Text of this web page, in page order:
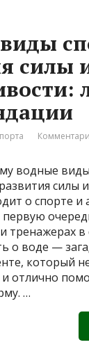
силы
водные
силы
о спорте
первую
тренажерах в
о воде —
который
и отлично
…